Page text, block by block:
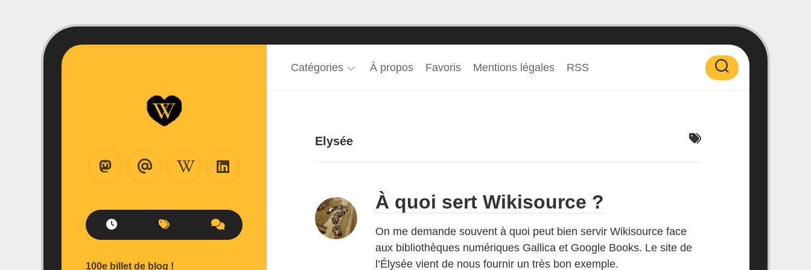
100e billet de blog !
Catégories
Wiktionnaire
Projets
Collection
d’ouvrages
Collections
scientifiques
Doctorats
Assemblée
nationale
Bibliothèques
outils
Météo
À propos Favoris Mentions légales RSS
Elysée
À quoi sert Wikisource ?
On me demande souvent à quoi peut bien servir Wikisource face
aux bibliothèques numériques Gallica et Google Books. Le site de
l’Élysée vient de nous fournir un très bon exemple.